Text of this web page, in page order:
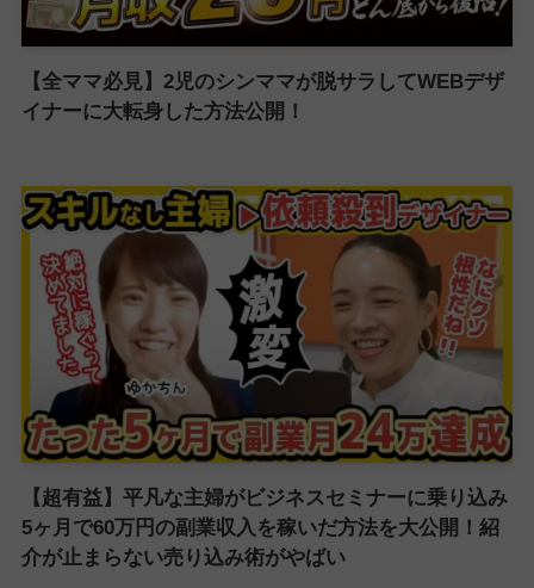
【全ママ必見】2児のシンママが脱サラしてWEBデザ
イナーに大転身した方法公開！
【超有益】平凡な主婦がビジネスセミナーに乗り込み
5ヶ月で60万円の副業収入を稼いだ方法を大公開！紹
介が止まらない売り込み術がやばい